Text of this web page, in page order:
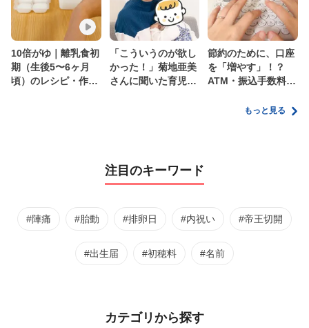
10倍がゆ｜離乳食初
期（生後5〜6ヶ月
頃）のレシピ・作り
「こういうのが欲し
かった！」菊地亜美
さんに聞いた育児
節約のために、口座
を「増やす」！？
ATM・振込手数料の
家計管理術もっと見る
注目のキーワード
#陣痛 #胎動 #排卵日 #内祝い #帝王切開
#出生届 #初穂料 #名前
カテゴリから探す